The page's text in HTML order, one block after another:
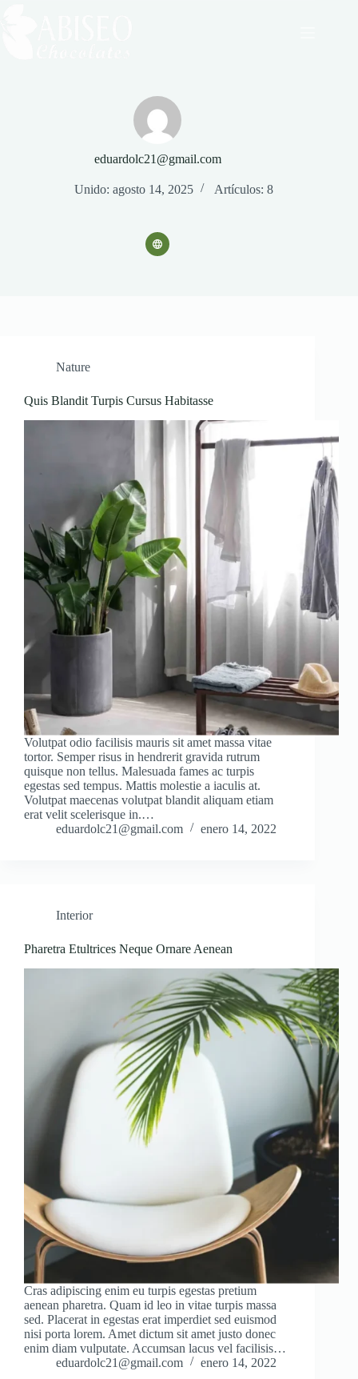
eduardolc21@gmail.com
Unido: agosto 14, 2025 Artículos: 8
Nature
Quis Blandit Turpis Cursus Habitasse
Volutpat odio facilisis mauris sit amet massa vitae
tortor. Semper risus in hendrerit gravida rutrum
quisque non tellus. Malesuada fames ac turpis
egestas sed tempus. Mattis molestie a iaculis at.
Volutpat maecenas volutpat blandit aliquam etiam
erat velit scelerisque in.…
eduardolc21@gmail.com
enero 14, 2022
Interior
Pharetra Etultrices Neque Ornare Aenean
Cras adipiscing enim eu turpis egestas pretium
aenean pharetra. Quam id leo in vitae turpis massa
sed. Placerat in egestas erat imperdiet sed euismod
nisi porta lorem. Amet dictum sit amet justo donec
enim diam vulputate. Accumsan lacus vel facilisis…
eduardolc21@gmail.com
enero 14, 2022